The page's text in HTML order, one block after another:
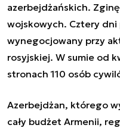
azerbejdżańskich.
wojskowych. Cztery dni
wynegocjowany przy
rosyjskiej. W sumie od
stronach 110 osób
Azerbejdżan, którego
cały budżet Armenii,